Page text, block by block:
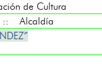
de Cultura
Alcaldía